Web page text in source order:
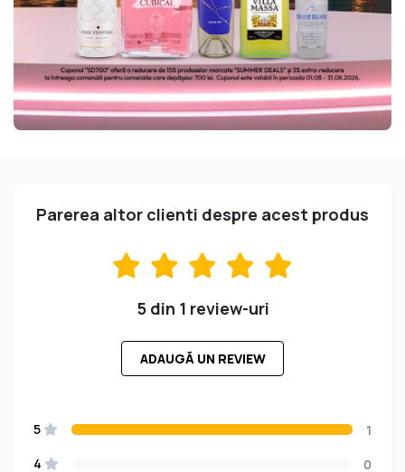
Parerea altor clienti despre acest produs
5 din 1 review-uri
ADAUGĂ UN REVIEW
5
1
4
0